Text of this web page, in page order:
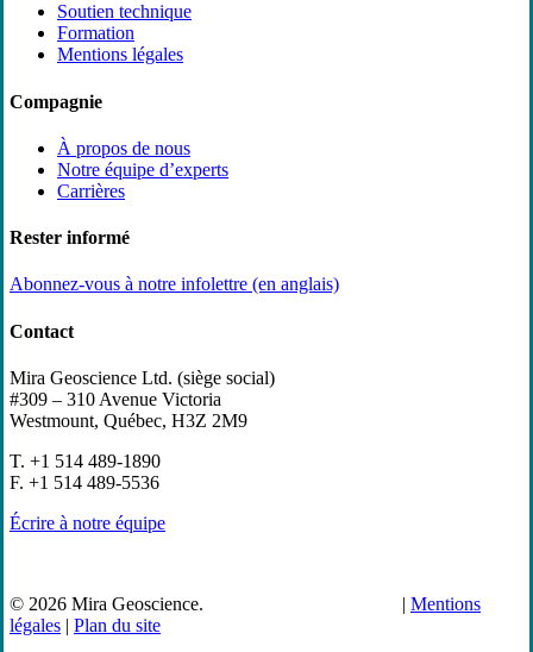
Soutien technique
Formation
Mentions légales
Compagnie
À propos de nous
Notre équipe d’experts
Carrières
Rester informé
Abonnez-vous à notre infolettre (en anglais)
Contact
Mira Geoscience Ltd. (siège social)
#309 – 310 Avenue Victoria
Westmount, Québec, H3Z 2M9
T. +1 514 489-1890
F. +1 514 489-5536
Écrire à notre équipe
© 2026 Mira Geoscience. | Mentions
légales | Plan du site